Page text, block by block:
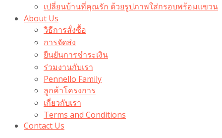
เปลี่ยนบ้านที่คุณรัก ด้วยรูปภาพใส่กรอบพร้อมแขวน​
About Us
วิธีการสั่งซื้อ
การจัดส่ง
ยืนยันการชำระเงิน
ร่วมงานกับเรา
Pennello Family
ลูกค้าโครงการ
เกี่ยวกับเรา
Terms and Conditions
Contact Us